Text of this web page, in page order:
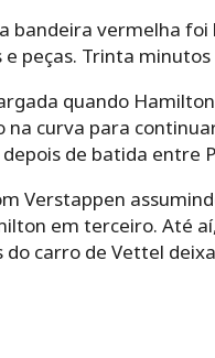
bandeira vermelha
peças. Trinta
quando
curva para
de batida entre
Verstappen
em terceiro. Até
do carro de Vettel